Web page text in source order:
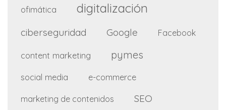
ofimática digitalización
ciberseguridad Google Facebook
content marketing pymes
social media e-commerce
marketing de contenidos SEO